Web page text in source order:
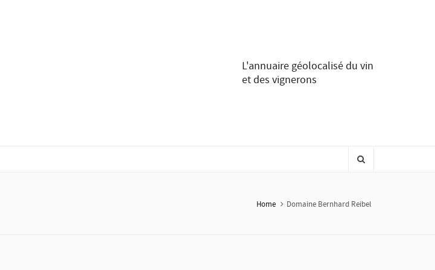
L'annuaire géolocalisé du vin
et des vignerons
Home Domaine Bernhard Reibel